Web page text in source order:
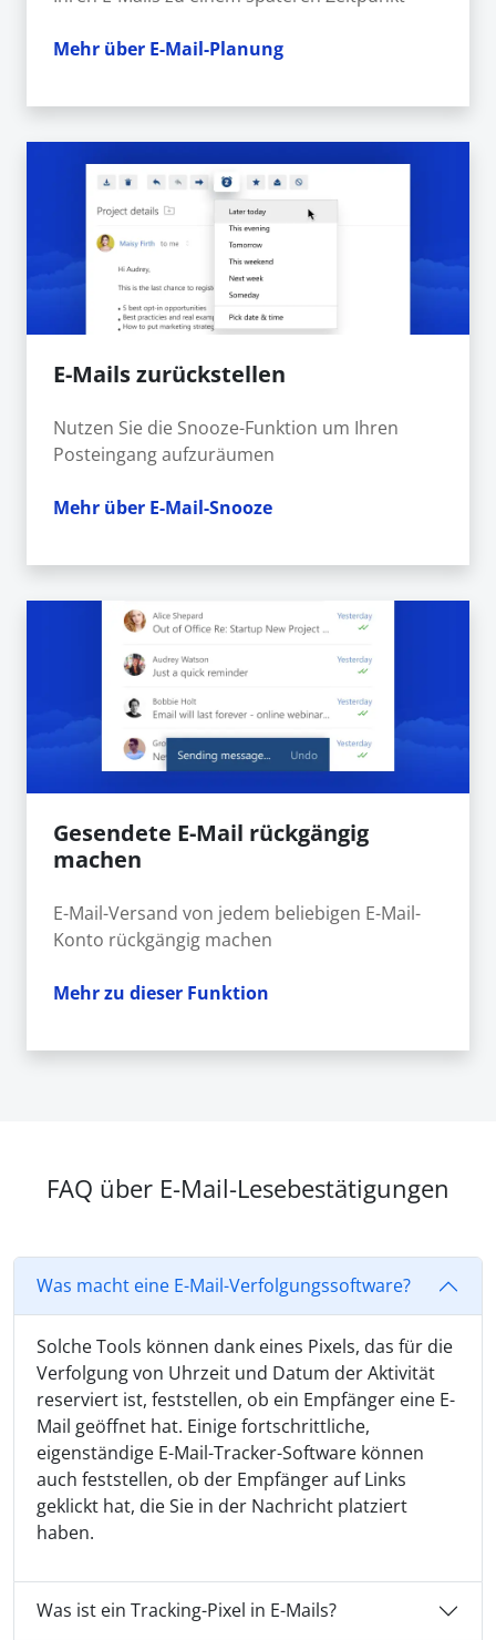
Mehr über E-Mail-Planung
E-Mails zurückstellen
Nutzen Sie die Snooze-Funktion um Ihren
Posteingang aufzuräumen
Mehr über E-Mail-Snooze
Gesendete E-Mail rückgängig
machen
E-Mail-Versand von jedem beliebigen E-Mail-
Konto rückgängig machen
Mehr zu dieser Funktion
FAQ über E-Mail-Lesebestätigungen
Was macht eine E-Mail-Verfolgungssoftware?
Solche Tools können dank eines Pixels, das für die
Verfolgung von Uhrzeit und Datum der Aktivität
reserviert ist, feststellen, ob ein Empfänger eine E-
Mail geöffnet hat. Einige fortschrittliche,
eigenständige E-Mail-Tracker-Software können
auch feststellen, ob der Empfänger auf Links
geklickt hat, die Sie in der Nachricht platziert
haben.
Was ist ein Tracking-Pixel in E-Mails?